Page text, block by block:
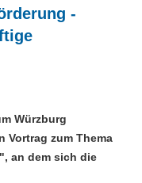
-
Würzburg
Vortrag zum Thema
an dem sich die